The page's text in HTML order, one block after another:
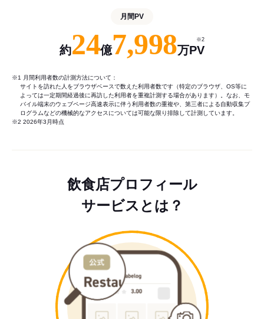
月間PV
約24億7,998万PV
※2
※1 月間利用者数の計測方法について：
サイトを訪れた人をブラウザベースで数えた利用者数です（特定のブラウザ、OS等に
よっては一定期間経過後に再訪した利用者を重複計測する場合があります）。なお、モ
バイル端末のウェブページ高速表示に伴う利用者数の重複や、第三者による自動収集プ
ログラムなどの機械的なアクセスについては可能な限り排除して計測しています。
※2 2026年3月時点
飲食店プロフィール
サービスとは？